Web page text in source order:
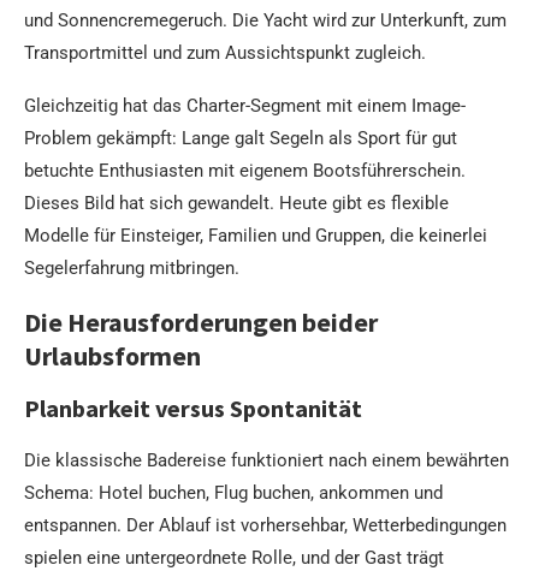
und Sonnencremegeruch. Die Yacht wird zur Unterkunft, zum
Transportmittel und zum Aussichtspunkt zugleich.
Gleichzeitig hat das Charter-Segment mit einem Image-
Problem gekämpft: Lange galt Segeln als Sport für gut
betuchte Enthusiasten mit eigenem Bootsführerschein.
Dieses Bild hat sich gewandelt. Heute gibt es flexible
Modelle für Einsteiger, Familien und Gruppen, die keinerlei
Segelerfahrung mitbringen.
Die Herausforderungen beider
Urlaubsformen
Planbarkeit versus Spontanität
Die klassische Badereise funktioniert nach einem bewährten
Schema: Hotel buchen, Flug buchen, ankommen und
entspannen. Der Ablauf ist vorhersehbar, Wetterbedingungen
spielen eine untergeordnete Rolle, und der Gast trägt